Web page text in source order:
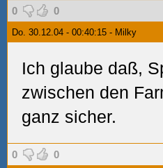
0 0
Do. 30.12.04 - 00:40:15 - Milky
Ich glaube daß,
zwischen den
ganz sicher.
0 0